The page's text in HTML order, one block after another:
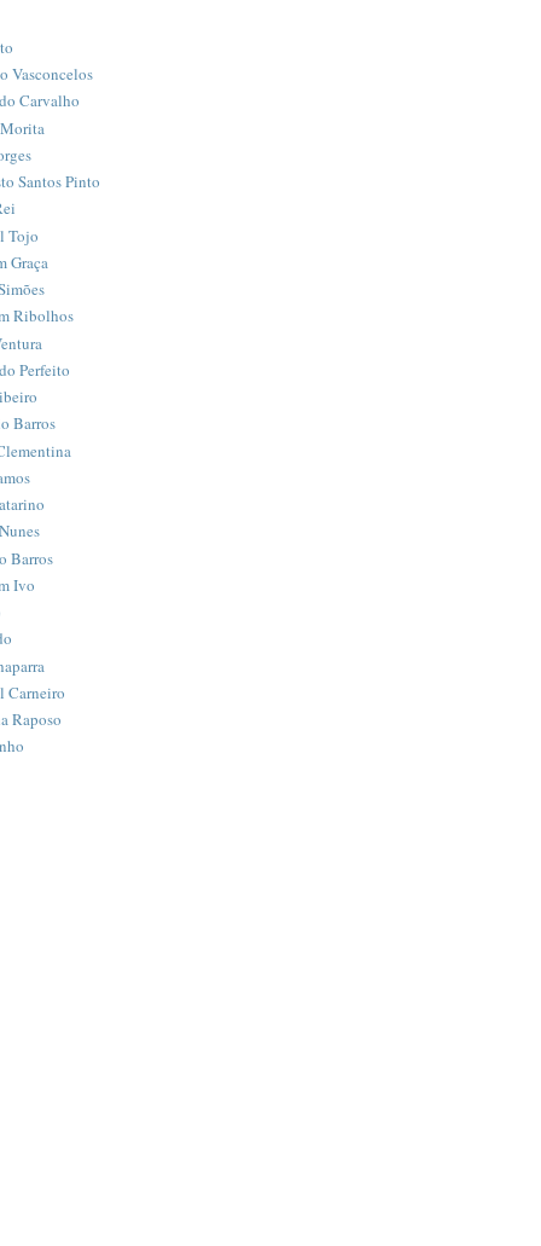
Vasconcelos
Carvalho
Santos Pinto
Tojo
Graça
Ribolhos
Perfeito
Barros
Barros
Ivo
Carneiro
Raposo